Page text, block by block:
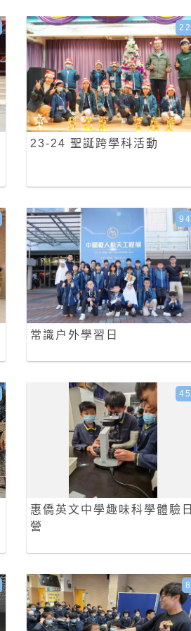
23-24 聖誕跨學科活動
22
常識户外學習日
94
惠僑英文中學趣味科學體驗日
營
45
8